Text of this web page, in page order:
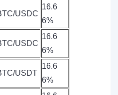
USDC
16.6
6%
USDC
16.6
6%
USDT
16.6
6%